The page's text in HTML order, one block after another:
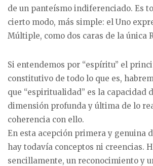
de un panteísmo indiferenciado. Es
cierto modo, más simple: el Uno
Múltiple, como dos caras de la única
Si entendemos por “espíritu” el
constitutivo de todo lo que es,
que “espiritualidad” es la capacidad
dimensión profunda y última de lo
coherencia con ello.
En esta acepción primera y genuina
hay todavía conceptos ni creencias.
sencillamente, un reconocimiento y